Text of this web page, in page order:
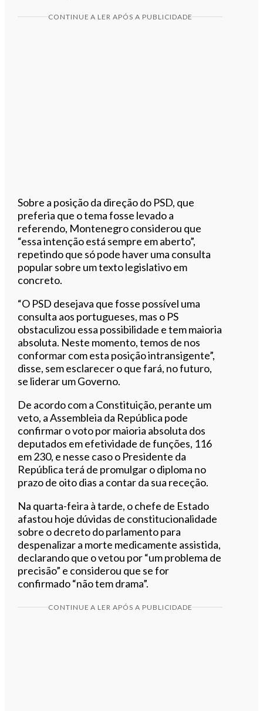
CONTINUE A LER APÓS A PUBLICIDADE
Sobre a posição da direção do PSD, que
preferia que o tema fosse levado a
referendo, Montenegro considerou que
“essa intenção está sempre em aberto”,
repetindo que só pode haver uma consulta
popular sobre um texto legislativo em
concreto.
“O PSD desejava que fosse possível uma
consulta aos portugueses, mas o PS
obstaculizou essa possibilidade e tem maioria
absoluta. Neste momento, temos de nos
conformar com esta posição intransigente”,
disse, sem esclarecer o que fará, no futuro,
se liderar um Governo.
De acordo com a Constituição, perante um
veto, a Assembleia da República pode
confirmar o voto por maioria absoluta dos
deputados em efetividade de funções, 116
em 230, e nesse caso o Presidente da
República terá de promulgar o diploma no
prazo de oito dias a contar da sua receção.
Na quarta-feira à tarde, o chefe de Estado
afastou hoje dúvidas de constitucionalidade
sobre o decreto do parlamento para
despenalizar a morte medicamente assistida,
declarando que o vetou por “um problema de
precisão” e considerou que se for
confirmado “não tem drama”.
CONTINUE A LER APÓS A PUBLICIDADE